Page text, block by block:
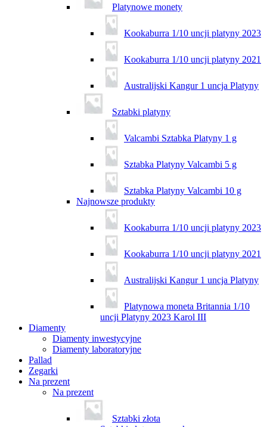
Platynowe monety
Kookaburra 1/10 uncji platyny 2023
Kookaburra 1/10 uncji platyny 2021
Australijski Kangur 1 uncja Platyny
Sztabki platyny
Valcambi Sztabka Platyny 1 g
Sztabka Platyny Valcambi 5 g
Sztabka Platyny Valcambi 10 g
Najnowsze produkty
Kookaburra 1/10 uncji platyny 2023
Kookaburra 1/10 uncji platyny 2021
Australijski Kangur 1 uncja Platyny
Platynowa moneta Britannia 1/10
uncji Platyny 2023 Karol III
Diamenty
Diamenty inwestycyjne
Diamenty laboratoryjne
Pallad
Zegarki
Na prezent
Na prezent
Sztabki złota